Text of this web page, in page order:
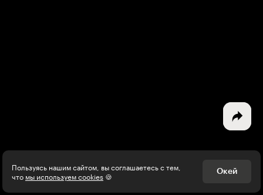
Пользуясь нашим сайтом, вы соглашаетесь с тем,
что мы используем cookies 🍪 Окей
Маркетинг